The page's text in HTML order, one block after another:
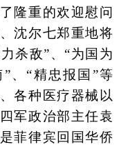
隆重的欢迎慰问
沈尔七郑重地将
杀敌”、“为国为
、“精忠报国”等
各种医疗器械以
军政治部主任袁
菲律宾回国华侨